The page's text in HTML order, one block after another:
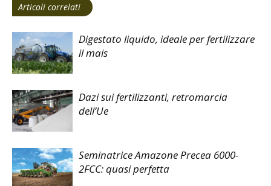
Articoli correlati
Digestato liquido, ideale per fertilizzare
il mais
Dazi sui fertilizzanti, retromarcia
dell’Ue
Seminatrice Amazone Precea 6000-
2FCC: quasi perfetta